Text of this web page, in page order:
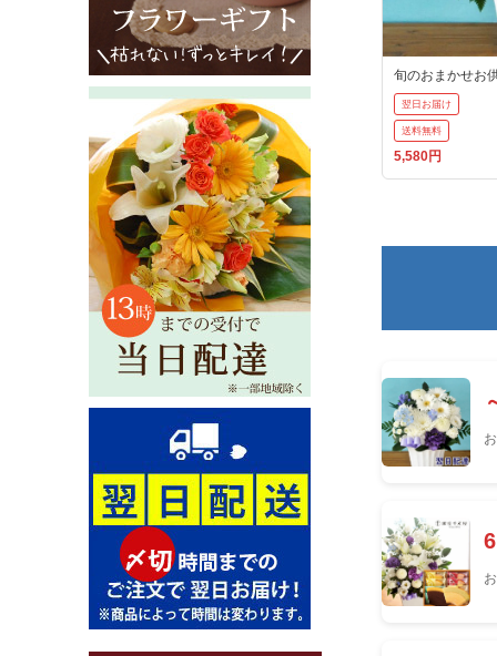
旬のおまかせお
翌日お届け
送料無料
5,580円